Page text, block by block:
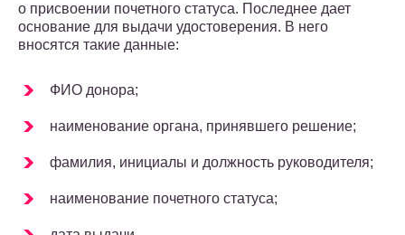
о присвоении почетного статуса. Последнее дает
основание для выдачи удостоверения. В него
вносятся такие данные:
ФИО донора;
наименование органа, принявшего решение;
фамилия, инициалы и должность руководителя;
наименование почетного статуса;